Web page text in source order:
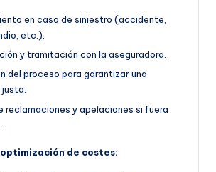
en caso de siniestro (accidente,
etc.).
y tramitación con la aseguradora.
del proceso para garantizar una
justa.
reclamaciones y apelaciones si fuera
de costes: